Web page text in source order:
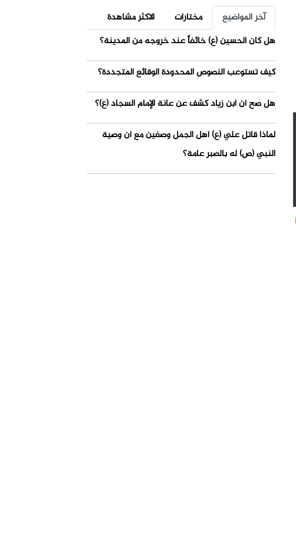
آخر المواضيع مختارات
الاكثر مشاهدة
هل كان الحسين (ع) خائفاً عند خروجه من المدينة؟
كيف تستوعب النصوص المحدودة الوقائع المتجددة؟
هل صح أن ابن زياد كشف عن عانة الإمام السجاد (ع)؟
لماذا قاتل علي (ع) أهل الجمل وصفين مع أن وصية
النبي (ص) له بالصبر عامة؟